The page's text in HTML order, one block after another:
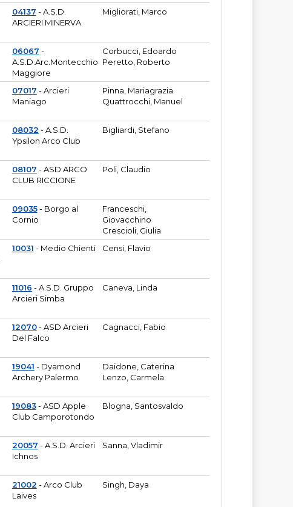
04137 - A.S.D.
ARCIERI MINERVA
Migliorati, Marco
06067 -
A.S.D.Arc.Montecchio
Maggiore
Corbucci, Edoardo
Peretto, Roberto
07017 - Arcieri
Maniago
Pinna, Mariagrazia
Quattrocchi, Manuel
08032 - A.S.D.
Ypsilon Arco Club
Bigliardi, Stefano
08107 - ASD ARCO
CLUB RICCIONE
Poli, Claudio
09035- Borgo al
Cornio
Franceschi,
Giovacchino
Crescioli, Giulia
10031 - Medio Chienti Censi, Flavio
11016 - A.S.D. Gruppo
Arcieri Simba
Caneva, Linda
12070- ASD Arcieri
Del Falco
Cagnacci, Fabio
19041 - Dyamond
Archery Palermo
Daidone, Caterina
Lenzo, Carmela
19083- ASD Apple
Club Camporotondo
Blogna, Santosvaldo
20057 - A.S.D. Arcieri
Ichnos
Sanna, Vladimir
21002 - Arco Club
Laives
Singh, Daya